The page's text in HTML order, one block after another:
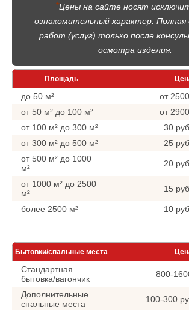
*Цены на сайте носят
ознакомительный характер.
работ (услуг) только после
осмотра изделия.
Площадь
до 50 м²
от
от 50 м² до 100 м²
от
от 100 м² до 300 м²
30
от 300 м² до 500 м²
25
от 500 м² до 1000
м²
20
от 1000 м² до 2500
м²
15
более 2500 м² 10
Бытовки/спальные места
Стандартная
бытовка/вагончик
800-
Дополнительные
спальные места
100-300